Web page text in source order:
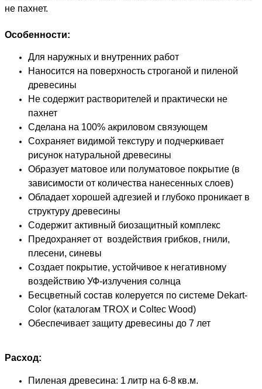
не пахнет.
Особенности:
Для наружных и внутренних работ
Наносится на поверхность строганой и пиленой
древесины
Не содержит растворителей и практически не
пахнет
Сделана на 100% акриловом связующем
Сохраняет видимой текстуру и подчеркивает
рисунок натуральной древесины
Образует матовое или полуматовое покрытие (в
зависимости от количества нанесенных слоев)
Обладает хорошей адгезией и глубоко проникает в
структуру древесины
Содержит активный биозащитный комплекс
Предохраняет от воздействия грибков, гнили,
плесени, синевы
Создает покрытие, устойчивое к негативному
воздействию УФ-излучения солнца
Бесцветный состав колеруется по системе Dekart-
Color (каталогам TROX и Coltec Wood)
Обеспечивает защиту древесины до 7 лет
Расход:
Пиленая древесина: 1 литр на 6-8 кв.м.